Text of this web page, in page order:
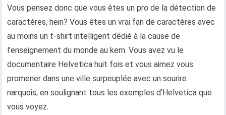
Vous pensez donc que vous êtes un pro de la détection de
caractères, hein? Vous êtes un vrai fan de caractères avec
au moins un t-shirt intelligent dédié à la cause de
l'enseignement du monde au kern. Vous avez vu le
documentaire Helvetica huit fois et vous aimez vous
promener dans une ville surpeuplée avec un sourire
narquois, en soulignant tous les exemples d'Helvetica que
vous voyez.